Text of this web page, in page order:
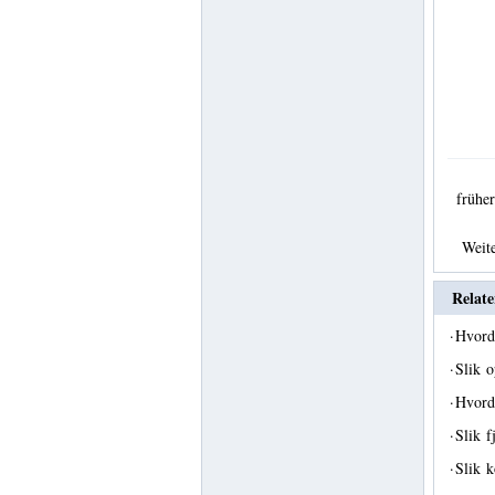
·
·Slik
·
·Slik
·Slik